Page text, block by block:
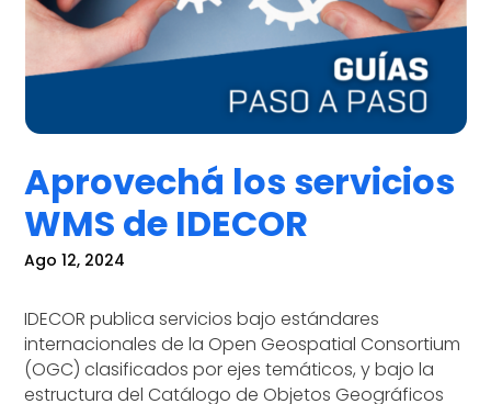
Aprovechá los servicios
WMS de IDECOR
Ago 12, 2024
IDECOR publica servicios bajo estándares
internacionales de la Open Geospatial Consortium
(OGC) clasificados por ejes temáticos, y bajo la
estructura del Catálogo de Objetos Geográficos